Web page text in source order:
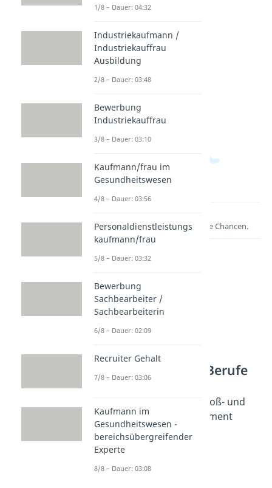
Buchhä
Dauer:
03:44
Kaufm
Kauffra
u im
Einzelh
andel
Dauer:
Entdecke hier deine Chancen.
Weitere Inhalte:
Kaufmännische Berufe
Kaufmann-/frau für Groß- und
Außenhandelsmanagement
Dauer: 03:53
Automobilkaufmann /
Automobilkauffrau
Dauer: 03:45
1/8 – Dauer: 04:32
Industriekaufmann /
Industriekauffrau
Ausbildung
2/8 – Dauer: 03:48
Bewerbung
Industriekauffrau
3/8 – Dauer: 03:10
Kaufmann/frau im
Gesundheitswesen
4/8 – Dauer: 03:56
Personaldienstleistungs
kaufmann/frau
5/8 – Dauer: 03:32
Bewerbung
Sachbearbeiter /
Sachbearbeiterin
6/8 – Dauer: 02:09
Recruiter Gehalt
7/8 – Dauer: 03:06
Kaufmann im
Gesundheitswesen -
bereichsübergreifender
Experte
8/8 – Dauer: 03:08